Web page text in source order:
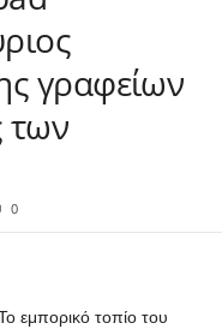
γραφείων
των
0
εμπορικό τοπίο του